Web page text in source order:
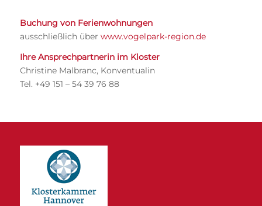
Buchung von Ferienwohnungen
ausschließlich über www.vogelpark-region.de
Ihre Ansprechpartnerin im Kloster
Christine Malbranc, Konventualin
Tel. +49 151 – 54 39 76 88